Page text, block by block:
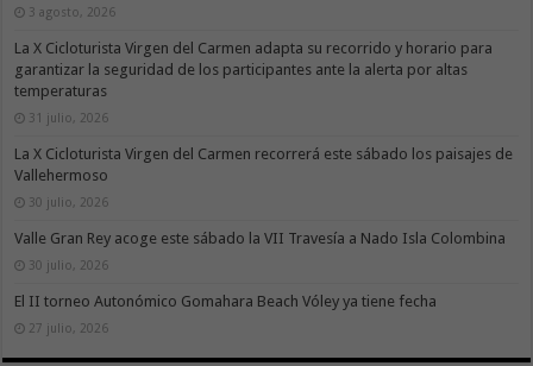
3 agosto, 2026
La X Cicloturista Virgen del Carmen adapta su recorrido y horario para
garantizar la seguridad de los participantes ante la alerta por altas
temperaturas
31 julio, 2026
La X Cicloturista Virgen del Carmen recorrerá este sábado los paisajes de
Vallehermoso
30 julio, 2026
Valle Gran Rey acoge este sábado la VII Travesía a Nado Isla Colombina
30 julio, 2026
El II torneo Autonómico Gomahara Beach Vóley ya tiene fecha
27 julio, 2026